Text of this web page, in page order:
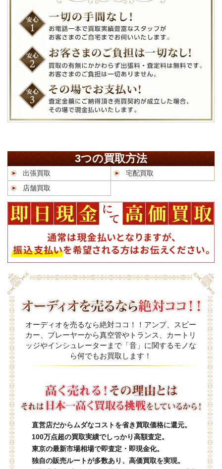
3つの買取方法
出張買取
宅配買取
店舗買取
オーディオを売るなら絶対ココ！！アンプ、スピー
カー、プレーヤーから真空管やトランス、カートリ
ッジやインシュレーターまで「音」に関するモノな
ら何でもお買取します！
直営店だからムダなコストを省き買取価格に還元。
100万点超の買取実績でしっかり高額査定。
東京の最新市場相場で即査定・即現金化。
独自の販売ルートが多数あり、高価買取を実現。